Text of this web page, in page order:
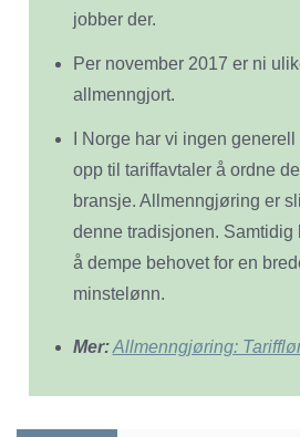
jobber der.
Per november 2017 er ni
allmenngjort.
I Norge har vi ingen
opp til tariffavtaler å ordne
bransje. Allmenngjøring er
denne tradisjonen. Samtidig
å dempe behovet for en
minstelønn.
Mer:Allmenngjøring: